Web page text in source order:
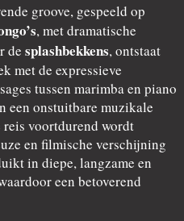
groove, gespeeld op
, met dramatische
de splashbekkens, ontstaat
met de expressieve
tussen marimba en piano
een onstuitbare muzikale
voortdurend wordt
en filmische verschijning
in diepe, langzame en
een betoverend